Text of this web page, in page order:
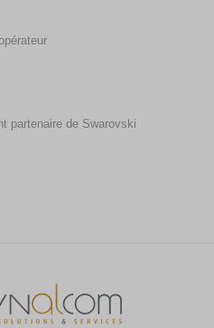
partenaire de Swarovski